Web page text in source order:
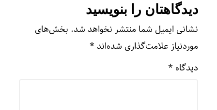
دیدگاهتان را بنویسید
نشانی ایمیل شما منتشر نخواهد شد. بخش‌های
موردنیاز علامت‌گذاری شده‌اند *
دیدگاه *